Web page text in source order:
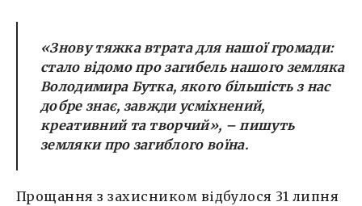
«Знову тяжка втрата для нашої громади:
стало відомо про загибель нашого земляка
Володимира Бутка, якого більшість з нас
добре знає, завжди усміхнений,
креативний та творчий», –пишуть
земляки про загиблого воїна.
Прощання з захисником відбулося 31 липня